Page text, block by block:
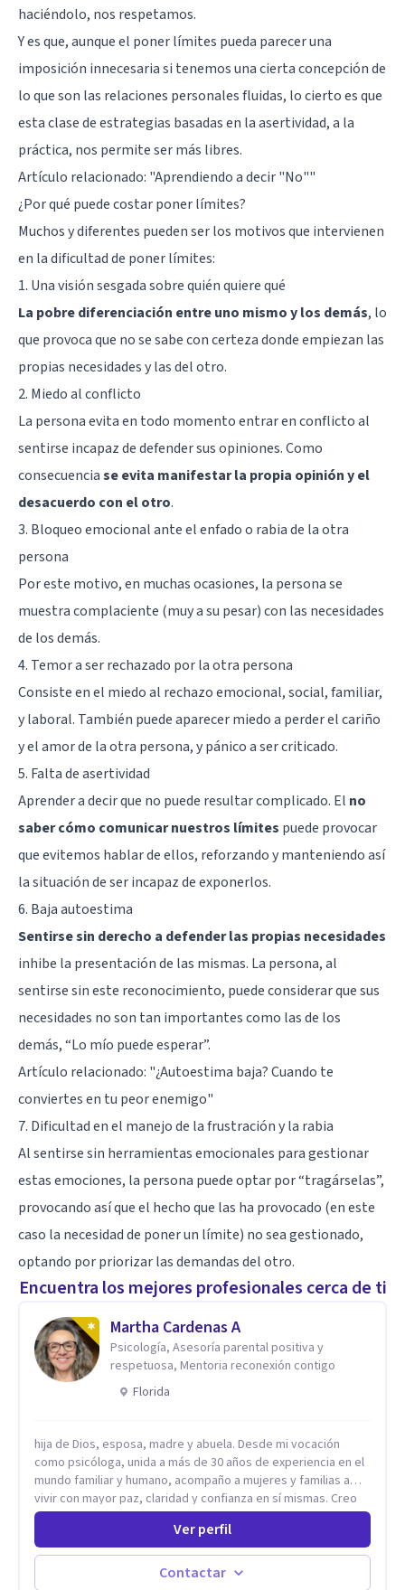
haciéndolo, nos respetamos.
Y es que, aunque el poner límites pueda parecer una
imposición innecesaria si tenemos una cierta concepción de
lo que son las relaciones personales fluidas, lo cierto es que
esta clase de estrategias basadas en laasertividad, a la
práctica, nos permite ser más libres.
Artículo relacionado: "Aprendiendo a decir "No""
¿Por qué puede costar poner límites?
Muchos y diferentes pueden ser los motivos que intervienen
en la dificultad de poner límites:
1. Una visión sesgada sobre quién quiere qué
La pobre diferenciación entre uno mismo y los demás, lo
que provoca que no se sabe con certeza donde empiezan las
propias necesidades y las del otro.
2. Miedo al conflicto
La persona evita en todo momento entrar en conflicto al
sentirse incapaz de defender sus opiniones. Como
consecuenciase evita manifestar la propia opinión y el
desacuerdo con el otro.
3. Bloqueo emocional ante el enfado o rabia de la otra
persona
Por este motivo, en muchas ocasiones, la persona se
muestra complaciente (muy a su pesar) con las necesidades
de los demás.
4. Temor a ser rechazado por la otra persona
Consiste en el miedo al rechazo emocional, social, familiar,
y laboral. También puede aparecer miedo a perder el cariño
y el amor de la otra persona, y pánico a ser criticado.
5. Falta de asertividad
Aprender a decir que no puede resultar complicado. El no
saber cómo comunicar nuestros límites puede provocar
que evitemos hablar de ellos, reforzando y manteniendo así
la situación de ser incapaz de exponerlos.
6. Baja autoestima
Sentirse sin derecho a defender las propias necesidades
inhibe la presentación de las mismas. La persona, al
sentirse sin este reconocimiento, puede considerar que sus
necesidades no son tan importantes como las de los
demás, “Lo mío puede esperar”.
Artículo relacionado: "¿Autoestima baja? Cuando te
conviertes en tu peor enemigo"
7. Dificultad en el manejo de la frustración y la rabia
Al sentirse sin herramientas emocionales para gestionar
estas emociones, la persona puede optar por “tragárselas”,
provocando así que el hecho que las ha provocado (en este
caso la necesidad de poner un límite) no sea gestionado,
optando por priorizar las demandas del otro.
Encuentra los mejores profesionales cerca de ti
Martha Cardenas A
Psicología, Asesoría parental positiva y
respetuosa, Mentoria reconexión contigo
Florida
hija de Dios, esposa, madre y abuela. Desde mi vocación
como psicóloga, unida a más de 30 años de experiencia en el
mundo familiar y humano, acompaño a mujeres y familias a
vivir con mayor paz, claridad y confianza en sí mismas. Creo
profundamente que la vida está hecha de etapas, y que cada
ciclo —personal, emocional, espiritual y familiar— trae
oportunidades de crecimiento. Por eso utilizo una
combinación de psicología positiva, enfoque humanista,
Ver perfil
Contactar